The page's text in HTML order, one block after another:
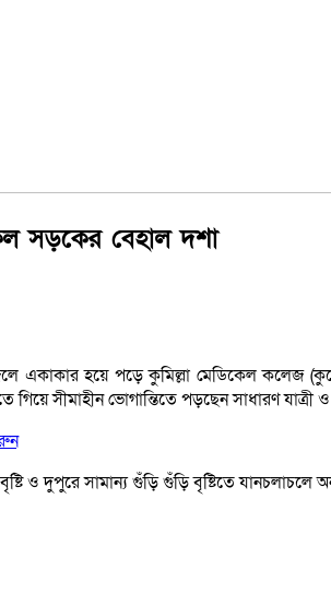
সড়কের বেহাল দশা
একাকার হয়ে পড়ে কুমিল্লা মেডিকেল কলেজ
সীমাহীন ভোগান্তিতে পড়ছেন সাধারণ যাত্রী
ও দুপুরে সামান্য গুঁড়ি গুঁড়ি বৃষ্টিতে যানচলাচলে